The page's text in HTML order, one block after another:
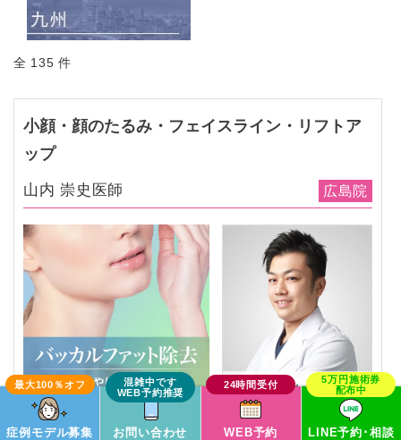
全 135 件
小顔・顔のたるみ・フェイスライン・リフトア
ップ
山内 崇史医師 広島院
山内 崇史 医師
症例モデル募集 お問い合わせ WEB予約 LINE予約･相談